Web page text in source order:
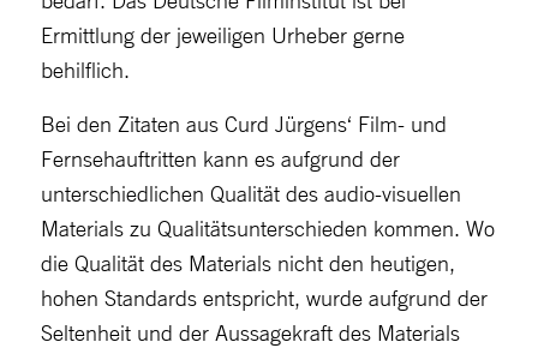
Ermittlung der jeweiligen Urheber gerne
behilflich.
Bei den Zitaten aus Curd Jürgens‘ Film- und
Fernsehauftritten kann es aufgrund der
unterschiedlichen Qualität des audio-visuellen
Materials zu Qualitätsunterschieden kommen. Wo
die Qualität des Materials nicht den heutigen,
hohen Standards entspricht, wurde aufgrund der
Seltenheit und der Aussagekraft des Materials